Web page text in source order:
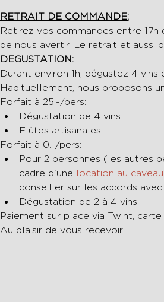
RETRAIT DE COMMANDE:
Retirez vos commandes entre
de nous avertir. Le retrait et aussi
DEGUSTATION:
Durant environ 1h, dégustez 4
Habituellement, nous proposons
Forfait à 25.-/pers:
Dégustation de 4 vins
Flûtes artisanales
Forfait à 0.-/pers:
Pour 2 personnes (les autres
cadre d'une location au
conseiller sur les accords
Dégustation de 2 à 4 vins
Paiement sur place via Twint, carte
Au plaisir de vous recevoir!